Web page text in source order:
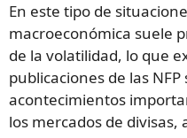
En este tipo de
macroeconómica suele
de la volatilidad, lo que
publicaciones de las
acontecimientos
los mercados de divisas,